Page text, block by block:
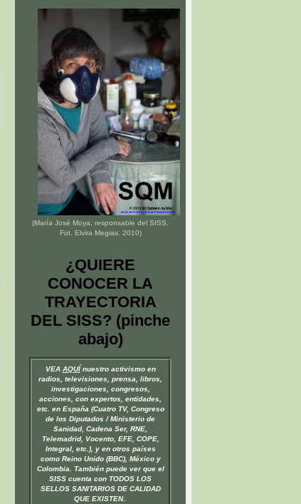
(María José Moya, responsable del SISS
Fot. Elvira Megias. 2010)
¿QUIERE
CONOCER LA
TRAYECTORIA
DEL SISS? (pinche
abajo)
VEA AQUÍnuestro activismo en
radios, televisiones, prensa, libros,
investigaciones, congresos,
acciones, con expertos, entidades,
etc. en España (Cuatro TV, Congreso
de los Diputados / Ministerio de
Sanidad, Cadena Ser, RNE,
Telemadrid, Vocento, EFE, COPE,
Integral, etc.), y en otros países
como Reino Unido (BBC), México y
Colombia. También puede ver que el
SISS cuenta con TODOS LOS
SELLOS SANITARIOS DE CALIDAD
QUE EXISTEN.